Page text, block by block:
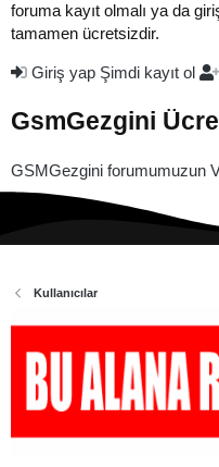
foruma kayıt olmalı ya da
tamamen ücretsizdir.
Giriş yap Şimdi kayıt ol
GsmGezgini
GSMGezgini forumumuzun
Kullanıcılar